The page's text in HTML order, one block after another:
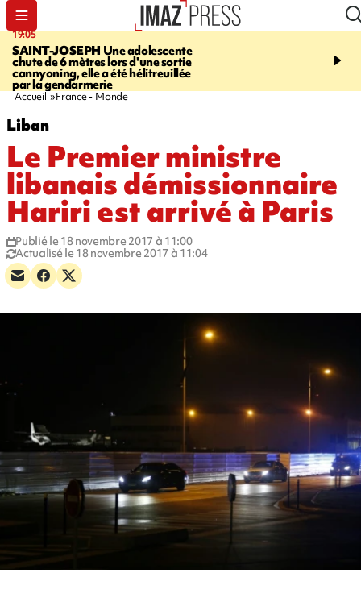
19:05
SAINT-JOSEPH Une adolescente
chute de 6 mètres lors d'une sortie
cannyoning, elle a été hélitreuillée
par la gendarmerie
20:44
rouée de coups,
Accueil France - Monde
Liban
Le Premier ministre
libanais démissionnaire
Hariri est arrivé à Paris
Publié le 18 novembre 2017 à 11:00
Actualisé le 18 novembre 2017 à 11:04